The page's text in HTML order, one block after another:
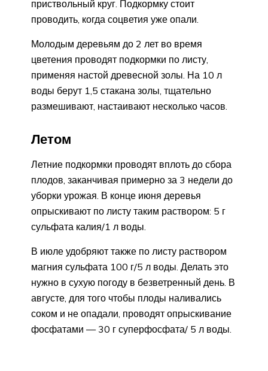
приствольный круг. Подкормку стоит
проводить, когда соцветия уже опали.
Молодым деревьям до 2 лет во время
цветения проводят подкормки по листу,
применяя настой древесной золы. На 10 л
воды берут 1,5 стакана золы, тщательно
размешивают, настаивают несколько часов.
Летом
Летние подкормки проводят вплоть до сбора
плодов, заканчивая примерно за 3 недели до
уборки урожая. В конце июня деревья
опрыскивают по листу таким раствором: 5 г
сульфата калия/1 л воды.
В июле удобряют также по листу раствором
магния сульфата 100 г/5 л воды. Делать это
нужно в сухую погоду в безветренный день. В
августе, для того чтобы плоды наливались
соком и не опадали, проводят опрыскивание
фосфатами — 30 г суперфосфата/ 5 л воды.